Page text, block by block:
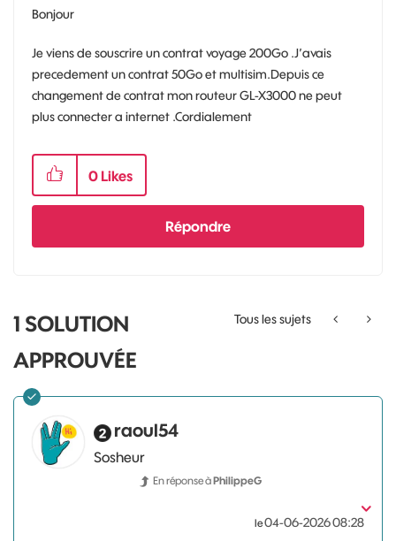
Bonjour
Je viens de souscrire un contrat voyage 200Go .J’avais
precedement un contrat 50Go et multisim.Depuis ce
changement de contrat mon routeur GL-X3000 ne peut
plus connecter a internet .Cordialement
0 Likes
Répondre
Tous les sujets
1 SOLUTION
APPROUVÉE
raoul54
Sosheur
En réponse àPhilippeG
le‎04-06-202608:28